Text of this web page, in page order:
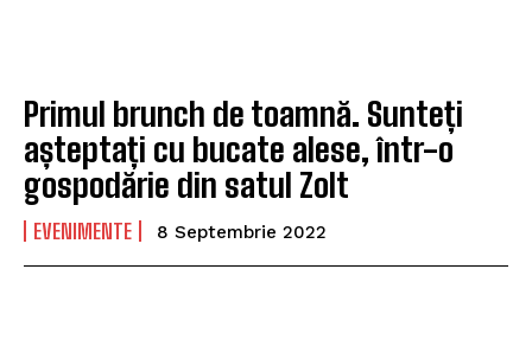
Primul brunch de toamnă. Sunteți
așteptați cu bucate alese, într-o
gospodărie din satul Zolt
EVENIMENTE 8 Septembrie 2022